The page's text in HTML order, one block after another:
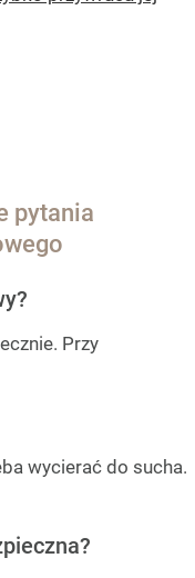
pytania
Przy
wycierać do sucha.